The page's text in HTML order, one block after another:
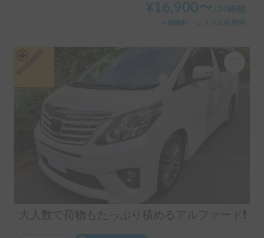
¥ 16,900〜 /24時間
＋保険料・システム利用料
大人数で荷物もたっぷり積めるアルファード❗️